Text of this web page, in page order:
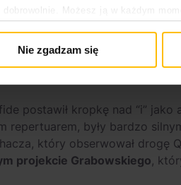
prywatności
Nie zgadzam się
Polska
postawił kropkę nad “i” jako
repertuarem, były bardzo
który obserwował drogę
projekcie Grabowskiego ,